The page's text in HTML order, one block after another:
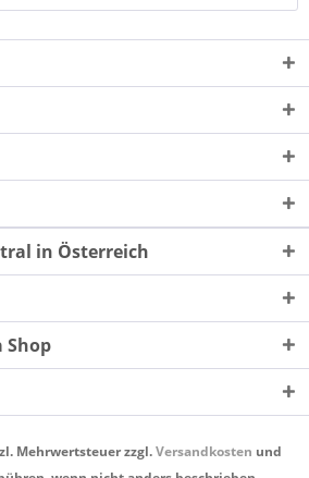
in Österreich
Shop
Mehrwertsteuer zzgl.Versandkosten und